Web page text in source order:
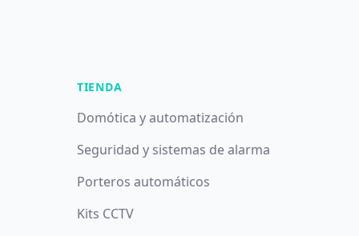
TIENDA
Domótica y automatización
Seguridad y sistemas de alarma
Porteros automáticos
Kits CCTV